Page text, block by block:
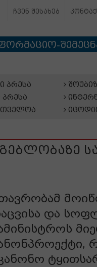
ჩვენ შესახებ
პრესა
პრესა
და